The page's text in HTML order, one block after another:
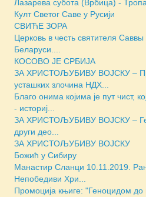
Лазарева субота (Врбица) -
Култ Светог Саве у Русији
СВИЋЕ ЗОРА
Церковь в честь святителя
Беларуси....
КОСОВО ЈЕ СРБИЈА
ЗА ХРИСТОЉУБИВУ ВОЈСКУ –
усташких злочина НДХ...
Благо онима којима је пут чист,
- историј...
ЗА ХРИСТОЉУБИВУ ВОЈСКУ –
други део...
ЗА ХРИСТОЉУБИВУ ВОЈСКУ
Божић у Сибиру
Манастир Сланци 10.11.2019.
Непобедиви Хри...
Промоција књиге: "Геноцидом до